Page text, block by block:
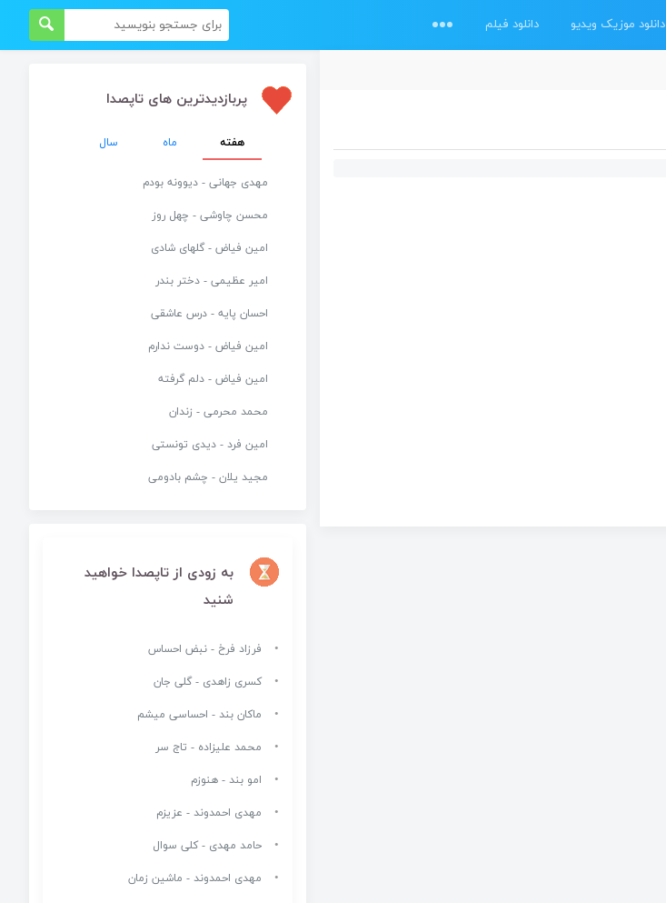
دانلود موزیک ویدیو دانلود فیلم
پربازدیدترین های تاپصدا
هفته ماه سال
مهدی جهانی - دیوونه بودم
محسن چاوشی - چهل روز
امین فیاض - گلهای شادی
امیر عظیمی - دختر بندر
احسان پایه - درس عاشقی
امین فیاض - دوست ندارم
امین فیاض - دلم گرفته
محمد محرمی - زندان
امین فرد - دیدی تونستی
مجید یلان - چشم بادومی
به زودی از تاپصدا خواهید
شنید
فرزاد فرخ - نبض احساس
کسری زاهدی - گلی جان
ماکان بند - احساسی میشم
محمد علیزاده - تاج سر
امو بند - هنوزم
مهدی احمدوند - عزیزم
حامد مهدی - کلی سوال
مهدی احمدوند - ماشین زمان